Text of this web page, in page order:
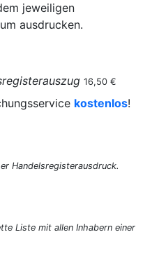
jeweiligen
ausdrucken.
16,50 €
kostenlos!
Handelsregisterausdruck.
Liste mit allen Inhabern einer